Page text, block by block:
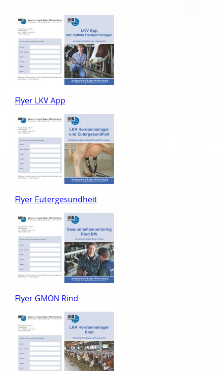
Flyer LKV App
Flyer Eutergesundheit
Flyer GMON Rind